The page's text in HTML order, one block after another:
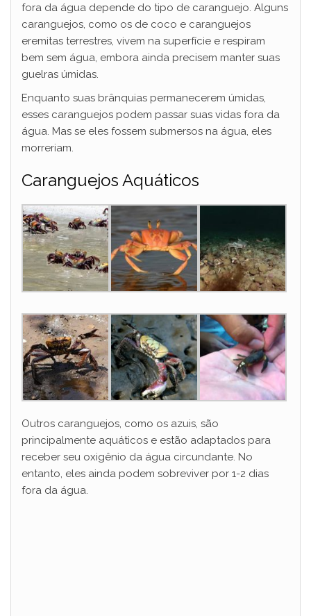
fora da água depende do tipo de caranguejo. Alguns
caranguejos, como os de coco e caranguejos
eremitas terrestres, vivem na superfície e respiram
bem sem água, embora ainda precisem manter suas
guelras úmidas.
Enquanto suas brânquias permanecerem úmidas,
esses caranguejos podem passar suas vidas fora da
água. Mas se eles fossem submersos na água, eles
morreriam.
Caranguejos Aquáticos
Outros caranguejos, como os azuis, são
principalmente aquáticos e estão adaptados para
receber seu oxigênio da água circundante. No
entanto, eles ainda podem sobreviver por 1-2 dias
fora da água.